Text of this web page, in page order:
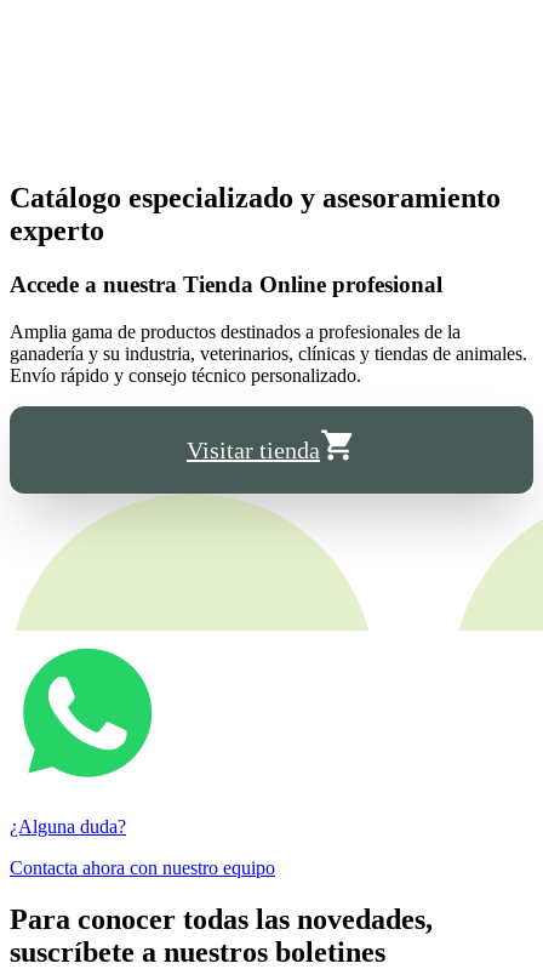
Catálogo especializado y asesoramiento
experto
Accede a nuestra Tienda Online profesional
Amplia gama de productos destinados a profesionales de la
ganadería y su industria, veterinarios, clínicas y tiendas de animales.
Envío rápido y consejo técnico personalizado.
Visitar tienda
¿Alguna duda?
Contacta ahora con nuestro equipo
Para conocer todas las novedades,
suscríbete a nuestros boletines